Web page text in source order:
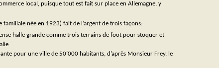
local, puisque tout est fait sur place en Allemagne, y
familiale née en 1923) fait de l’argent de trois façons:
halle grande comme trois terrains de foot pour stoquer et
pour une ville de 50’000 habitants, d’après Monsieur Frey, le